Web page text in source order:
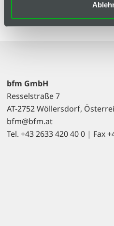
Serie I
bfm GmbH
Resselstraße 7
AT-2752 Wöllersdorf,
bfm@bfm.at
Tel. +43 2633 420 40 0 | Fax